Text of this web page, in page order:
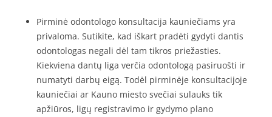
Pirminė odontologo konsultacija kauniečiams yra
privaloma. Sutikite, kad iškart pradėti gydyti dantis
odontologas negali dėl tam tikros priežasties.
Kiekviena dantų liga verčia odontologą pasiruošti ir
numatyti darbų eigą. Todėl pirminėje konsultacijoje
kauniečiai ar Kauno miesto svečiai sulauks tik
apžiūros, ligų registravimo ir gydymo plano